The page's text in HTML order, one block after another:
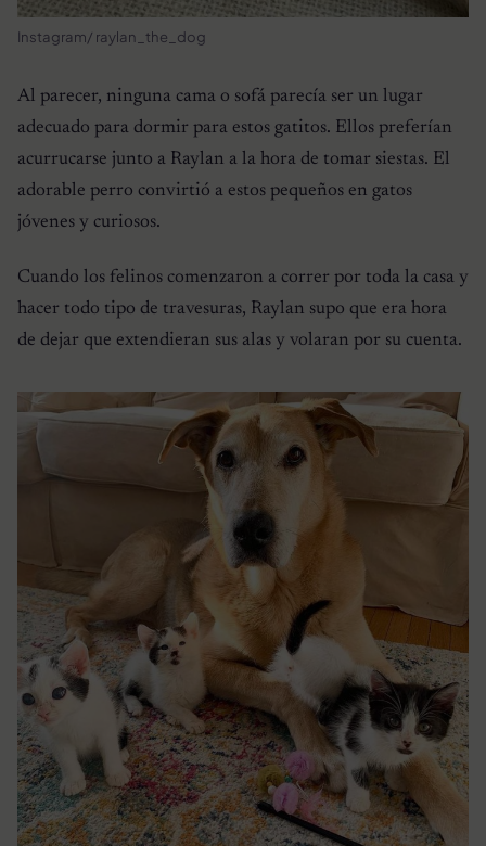
Instagram/ raylan_the_dog
Al parecer, ninguna cama o sofá parecía ser un lugar
adecuado para dormir para estos gatitos. Ellos preferían
acurrucarse junto a Raylan a la hora de tomar siestas. El
adorable perro convirtió a estos pequeños en gatos
jóvenes y curiosos.
Cuando los felinos comenzaron a correr por toda la casa y
hacer todo tipo de travesuras, Raylan supo que era hora
de dejar que extendieran sus alas y volaran por su cuenta.